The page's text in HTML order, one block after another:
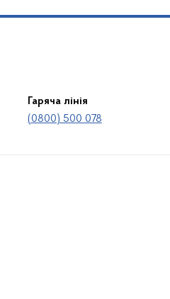
Гаряча лінія
(0800) 500 078